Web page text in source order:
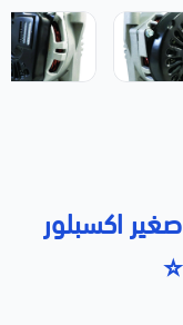
دينمو كهرباء فورد 02/98 صغير اكسبلور